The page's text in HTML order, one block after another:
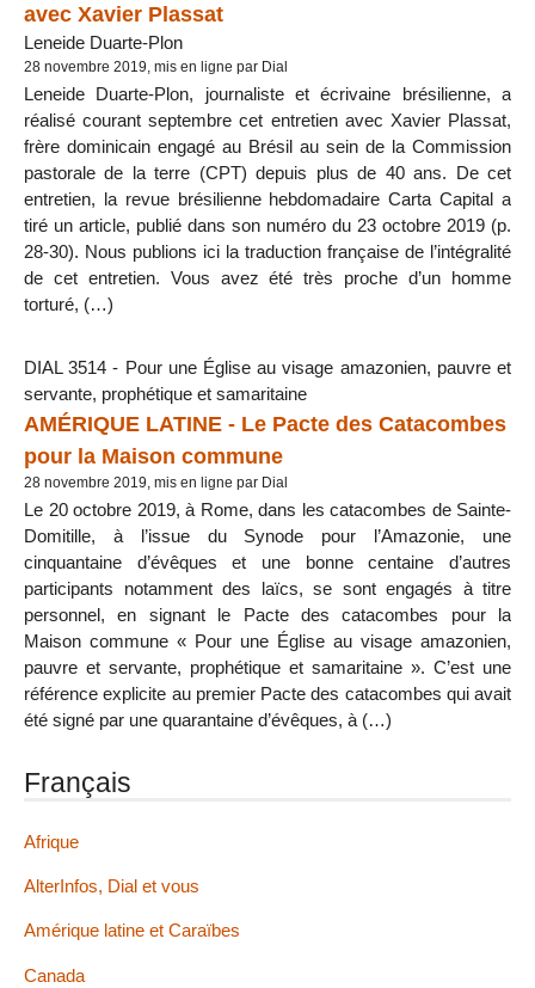
avec Xavier Plassat
Leneide Duarte-Plon
28 novembre 2019, mis en ligne par Dial
Leneide Duarte-Plon, journaliste et écrivaine brésilienne, a
réalisé courant septembre cet entretien avec Xavier Plassat,
frère dominicain engagé au Brésil au sein de la Commission
pastorale de la terre (CPT) depuis plus de 40 ans. De cet
entretien, la revue brésilienne hebdomadaire Carta Capital a
tiré un article, publié dans son numéro du 23 octobre 2019 (p.
28-30). Nous publions ici la traduction française de l’intégralité
de cet entretien. Vous avez été très proche d’un homme
torturé, (…)
DIAL 3514 - Pour une Église au visage amazonien, pauvre et
servante, prophétique et samaritaine
AMÉRIQUE LATINE - Le Pacte des Catacombes
pour la Maison commune
28 novembre 2019, mis en ligne par Dial
Le 20 octobre 2019, à Rome, dans les catacombes de Sainte-
Domitille, à l’issue du Synode pour l’Amazonie, une
cinquantaine d’évêques et une bonne centaine d’autres
participants notamment des laïcs, se sont engagés à titre
personnel, en signant le Pacte des catacombes pour la
Maison commune « Pour une Église au visage amazonien,
pauvre et servante, prophétique et samaritaine ». C’est une
référence explicite au premier Pacte des catacombes qui avait
été signé par une quarantaine d’évêques, à (…)
Français
Afrique
AlterInfos, Dial et vous
Amérique latine et Caraïbes
Canada